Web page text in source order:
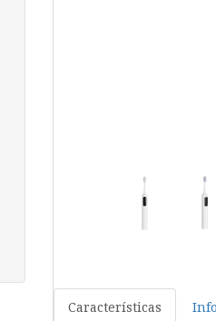
Características